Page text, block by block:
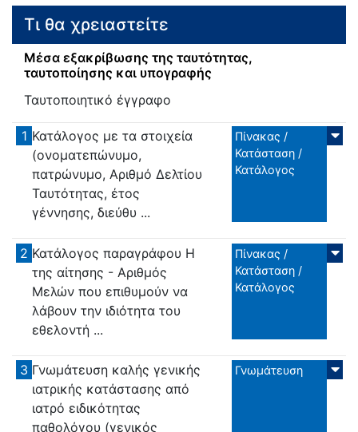
Τι θα χρειαστείτε
Μέσα εξακρίβωσης της ταυτότητας,
ταυτοποίησης και υπογραφής
Ταυτοποιητικό έγγραφο
1 Κατάλογος με τα στοιχεία
(ονοματεπώνυμο,
πατρώνυμο, Αριθμό Δελτίου
Ταυτότητας, έτος
γέννησης, διεύθυ ...
Πίνακας /
Κατάσταση /
Κατάλογος
2 Κατάλογος παραγράφου Η
της αίτησης - Αριθμός
Μελών που επιθυμούν να
λάβουν την ιδιότητα του
εθελοντή ...
Πίνακας /
Κατάσταση /
Κατάλογος
3 Γνωμάτευση καλής γενικής
ιατρικής κατάστασης από
ιατρό ειδικότητας
παθολόγου (γενικός
Γνωμάτευση